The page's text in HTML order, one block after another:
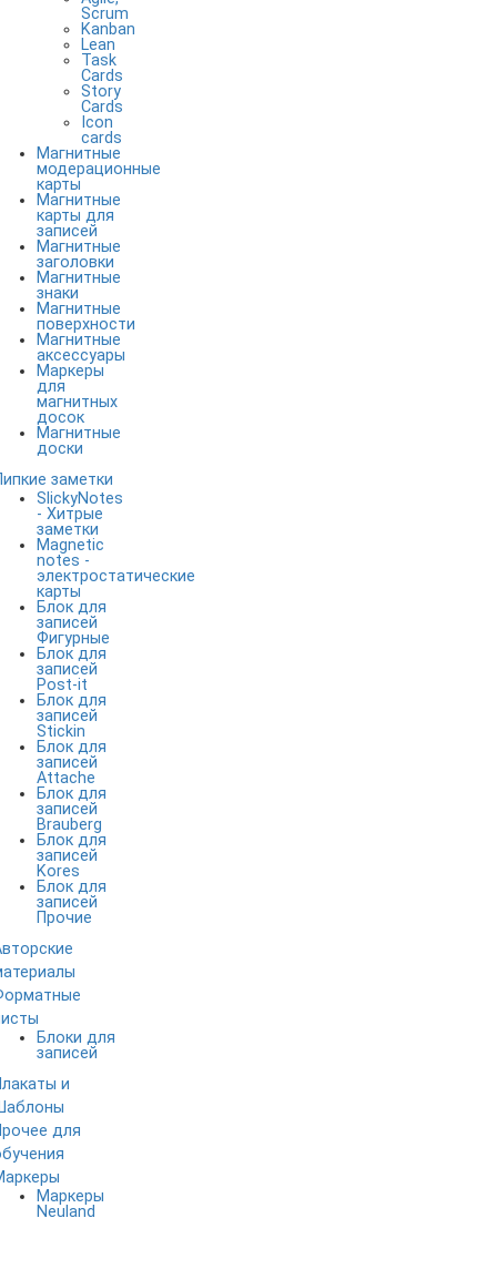
Scrum
Kanban
Lean
Task
Cards
Story
Cards
Icon
cards
Магнитные
модерационные
карты
Магнитные
карты для
записей
Магнитные
заголовки
Магнитные
знаки
Магнитные
поверхности
Магнитные
аксессуары
Маркеры
для
магнитных
досок
Магнитные
доски
заметки
SlickyNotes
- Хитрые
заметки
Magnetic
notes -
электростатические
карты
Блок для
записей
Фигурные
Блок для
записей
Post-it
Блок для
записей
Stickin
Блок для
записей
Attache
Блок для
записей
Brauberg
Блок для
записей
Kores
Блок для
записей
Прочие
Блоки для
записей
и
для
Маркеры
Neuland